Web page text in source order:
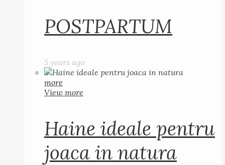
POSTPARTUM
5 years ago
more
View more
Haine ideale pentru
joaca in natura